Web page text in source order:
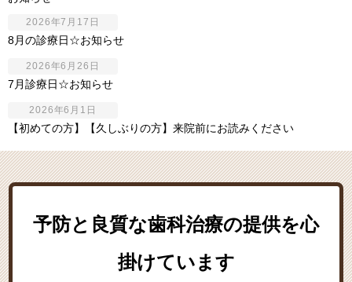
2026年7月17日
8月の診療日☆お知らせ
2026年6月26日
7月診療日☆お知らせ
2026年6月1日
【初めての方】【久しぶりの方】来院前にお読みください
予防と良質な歯科治療の提供を心
掛けています